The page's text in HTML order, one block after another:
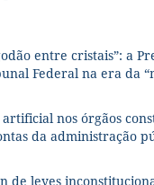
entre cristais”: a
Federal na era da
nos órgãos
da administração
de leyes